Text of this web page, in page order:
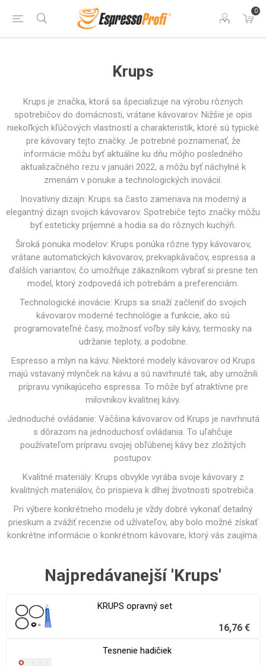
0
Krups
Krups je značka, ktorá sa špecializuje na výrobu rôznych
spotrebičov do domácnosti, vrátane kávovarov. Nižšie je opis
niekoľkých kľúčových vlastností a charakteristík, ktoré sú typické
pre kávovary tejto značky. Je potrebné poznamenať, že
informácie môžu byť aktuálne ku dňu môjho posledného
aktualizačného rezu v januári 2022, a môžu byť náchylné k
zmenám v ponuke a technologických inovácií.
Inovatívny dizajn: Krups sa často zameriava na moderný a
elegantný dizajn svojich kávovarov. Spotrebiče tejto značky môžu
byť esteticky príjemné a hodia sa do rôznych kuchýň.
Široká ponuka modelov: Krups ponúka rôzne typy kávovarov,
vrátane automatických kávovarov, prekvapkávačov, espressa a
ďalších variantov, čo umožňuje zákazníkom vybrať si presne ten
model, ktorý zodpovedá ich potrebám a preferenciám.
Technologické inovácie: Krups sa snaží začleniť do svojich
kávovarov moderné technológie a funkcie, ako sú
programovateľné časy, možnosť voľby sily kávy, termosky na
udržanie teploty, a podobne.
Espresso a mlyn na kávu: Niektoré modely kávovarov od Krups
majú vstavaný mlynček na kávu a sú navrhnuté tak, aby umožnili
prípravu vynikajúceho espressa. To môže byť atraktívne pre
milovníkov kvalitnej kávy.
Jednoduché ovládanie: Väčšina kávovarov od Krups je navrhnutá
s dôrazom na jednoduchosť ovládania. To uľahčuje
používateľom prípravu svojej obľúbenej kávy bez zložitých
postupov.
Kvalitné materiály: Krups obvykle vyrába svoje kávovary z
kvalitných materiálov, čo prispieva k dlhej životnosti spotrebiča.
Pri výbere konkrétneho modelu je vždy dobré vykonať detailný
prieskum a zvážiť recenzie od užívateľov, aby bolo možné získať
konkrétne informácie o konkrétnom kávovare, ktorý vás zaujíma.
Najpredávanejší 'Krups'
KRUPS opravný set
16,76 €
Tesnenie hadičiek